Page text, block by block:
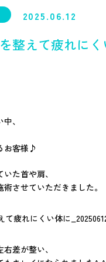
2025.06.12
整えて疲れに
、
お客様♪
た首や肩、
させていただきました。
差が整い、